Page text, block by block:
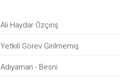
Ali Haydar Özçiriş
Yetkili Görev Girilmemiş
Adıyaman - Besni